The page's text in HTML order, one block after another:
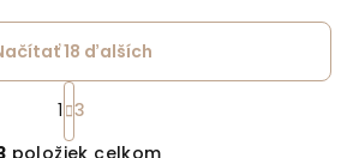
Ovládacie prvky
18 ďalších
Stránkovanie
1 3
položiek celkom